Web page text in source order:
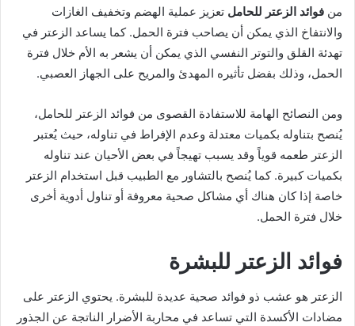
من فوائد الزعتر للحامل تعزيز عملية الهضم وتخفيف الغازات
والانتفاخ الذي يمكن أن يصاحب فترة الحمل. كما يساعد الزعتر في
تهدئة القلق والتوتر النفسي الذي يمكن أن يشعر به الأم خلال فترة
الحمل، وذلك بفضل تأثيره المهدئ والمريح على الجهاز العصبي.
ومن النصائح الهامة للاستفادة القصوى من فوائد الزعتر للحامل،
يُنصح بتناوله بكميات معتدلة وعدم الإفراط في تناوله، حيث يُعتبر
الزعتر طعمه قوياً وقد يسبب تهيجاً في بعض الأحيان عند تناوله
بكميات كبيرة. كما يُنصح بالتشاور مع الطبيب قبل استخدام الزعتر
خاصة إذا كان هناك أي مشاكل صحية معروفة أو تناول أدوية أخرى
خلال فترة الحمل.
فوائد الزعتر للبشرة
الزعتر هو عشب ذو فوائد صحية عديدة للبشرة. يحتوي الزعتر على
مضادات الأكسدة التي تساعد في محاربة الأضرار الناتجة عن الجذور